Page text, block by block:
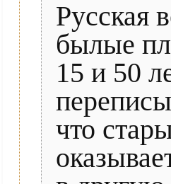
Русская
былые
15 и 50
что